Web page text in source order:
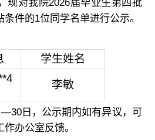
现对我院2026届毕业生第四批
件的1位同学名单进行公示。
学生姓名
李敏
日，公示期内如有异议，可
办公室反馈。